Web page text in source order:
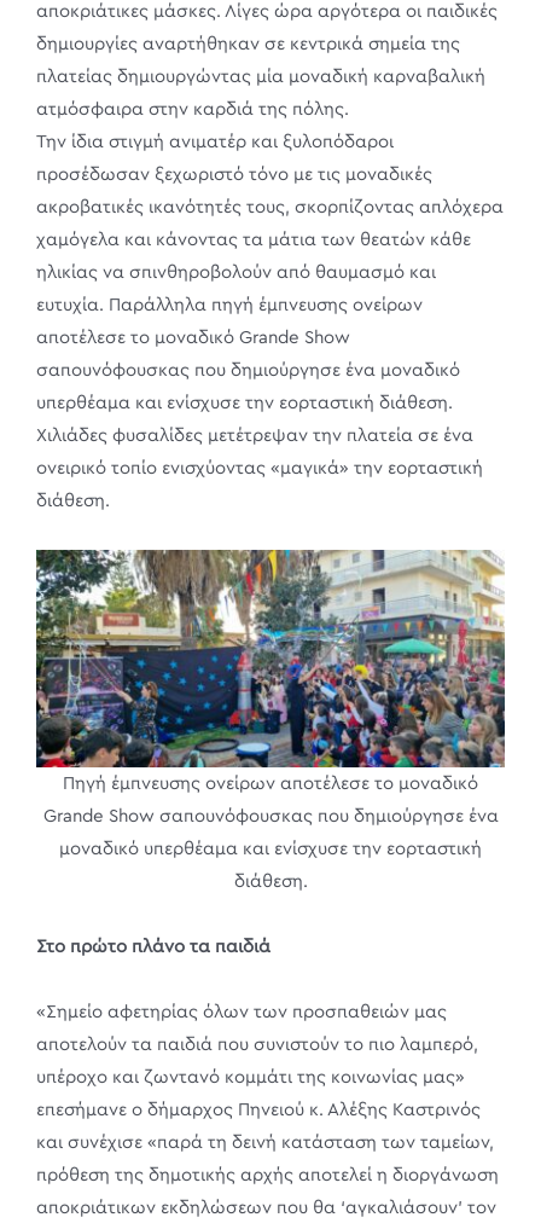
αποκριάτικες μάσκες. Λίγες ώρα αργότερα οι παιδικές
δημιουργίες αναρτήθηκαν σε κεντρικά σημεία της
πλατείας δημιουργώντας μία μοναδική καρναβαλική
ατμόσφαιρα στην καρδιά της πόλης.
Την ίδια στιγμή ανιματέρ και ξυλοπόδαροι
προσέδωσαν ξεχωριστό τόνο με τις μοναδικές
ακροβατικές ικανότητές τους, σκορπίζοντας απλόχερα
χαμόγελα και κάνοντας τα μάτια των θεατών κάθε
ηλικίας να σπινθηροβολούν από θαυμασμό και
ευτυχία. Παράλληλα πηγή έμπνευσης ονείρων
αποτέλεσε το μοναδικό Grande Show
σαπουνόφουσκας που δημιούργησε ένα μοναδικό
υπερθέαμα και ενίσχυσε την εορταστική διάθεση.
Χιλιάδες φυσαλίδες μετέτρεψαν την πλατεία σε ένα
ονειρικό τοπίο ενισχύοντας «μαγικά» την εορταστική
διάθεση.
Πηγή έμπνευσης ονείρων αποτέλεσε το μοναδικό
Grande Show σαπουνόφουσκας που δημιούργησε ένα
μοναδικό υπερθέαμα και ενίσχυσε την εορταστική
διάθεση.
Στο πρώτο πλάνο τα παιδιά
«Σημείο αφετηρίας όλων των προσπαθειών μας
αποτελούν τα παιδιά που συνιστούν το πιο λαμπερό,
υπέροχο και ζωντανό κομμάτι της κοινωνίας μας»
επεσήμανε ο δήμαρχος Πηνειού κ. Αλέξης Καστρινός
και συνέχισε «παρά τη δεινή κατάσταση των ταμείων,
πρόθεση της δημοτικής αρχής αποτελεί η διοργάνωση
αποκριάτικων εκδηλώσεων που θα ‘αγκαλιάσουν’ τον